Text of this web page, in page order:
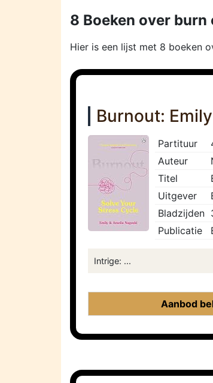
8 Boeken over burn
Hier is een lijst met 8 boeken
Burnout:
Partituur
Auteur
Titel
Uitgever
Bladzijden
Publicatie
Intrige: ...
Aanbod